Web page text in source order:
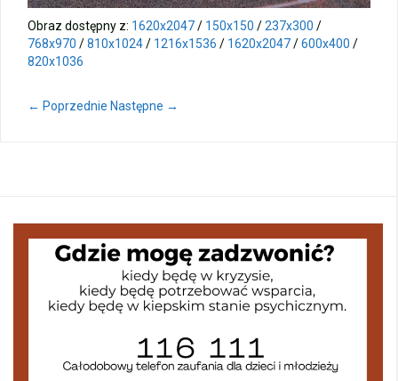
Obraz dostępny z: 1620x2047/ 150x150 /237x300 /
768x970 /810x1024/ 1216x1536 / 1620x2047/600x400 /
820x1036
← Poprzednie Następne →